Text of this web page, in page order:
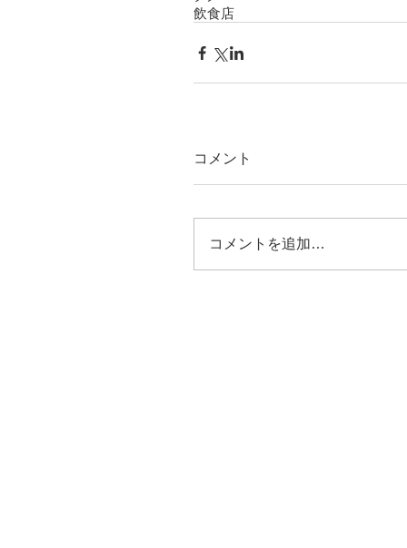
飲食店
コメント
コメントを追加…